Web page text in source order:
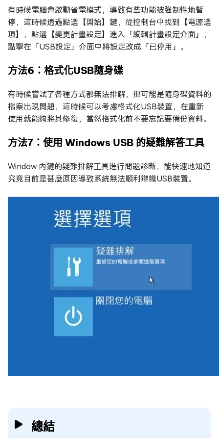
有時候電腦會啟動省電模式，導致有些功能被強制性地暫
停，這時候透過點選【開始】鍵，從控制台中找到【電源選
項】，點選【變更計畫設定】進入「編輯計畫設定介面」，
點擊在「USB設定」介面中將設定改成「已停用」。
方法6：格式化USB隨身碟
有時候嘗試了各種方式都無法排解，那可能是隨身碟資料的
檔案出現問題，這時候可以考慮格式化USB裝置，在重新
使用就能夠將其修復，當然格式化前不要忘記要備份資料。
方法7：使用 Windows USB 的疑難解答工具
Window 內鍵的疑難排解工具進行問題診斷，能快速地知道
究竟目前是甚麼原因導致系統無法順利辯識USB裝置。
總結